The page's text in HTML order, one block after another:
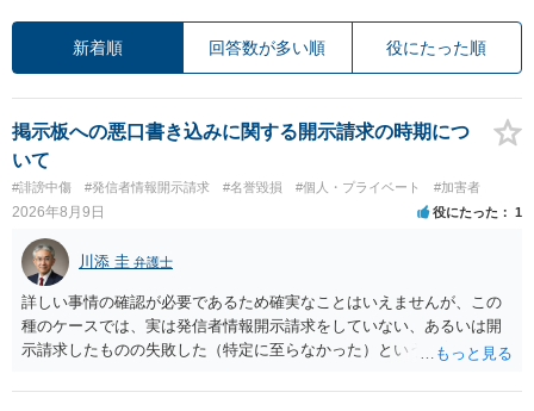
新着順 回答数が多い順 役にたった順
掲示板への悪口書き込みに関する開示請求の時期につ
いて
#誹謗中傷 #発信者情報開示請求 #名誉毀損 #個人・プライベート #加害者
2026年8月9日 役にたった 1
川添 圭 弁護士
詳しい事情の確認が必要であるため確実なことはいえませんが、この
種のケースでは、実は発信者情報開示請求をしていない、あるいは開
示請求したものの失敗した（特定に至らなかった）という事案が比較
な投稿をする場合にはなおさら）。